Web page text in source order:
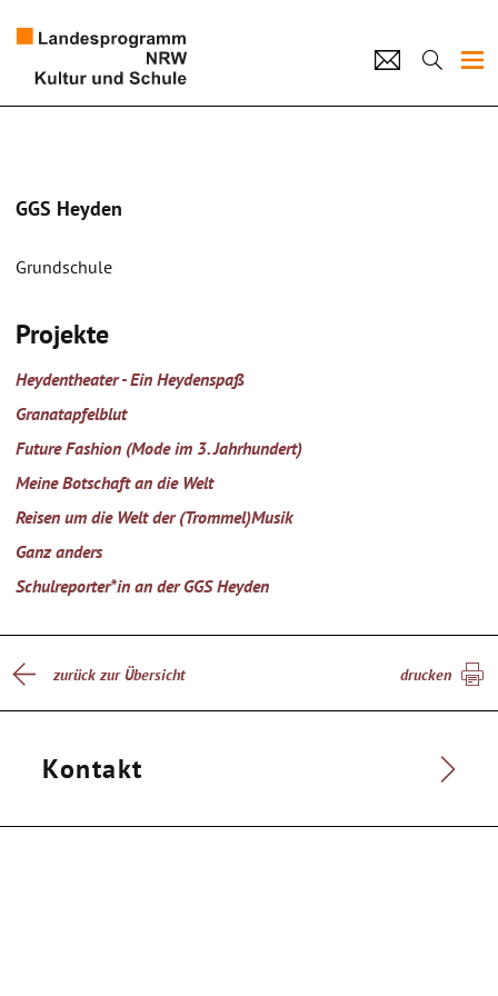
home Impressum
GGS Heyden
Grundschule
Projekte
Heydentheater - Ein Heydenspaß
Granatapfelblut
Future Fashion (Mode im 3. Jahrhundert)
Meine Botschaft an die Welt
Reisen um die Welt der (Trommel)Musik
Ganz anders
Schulreporter*in an der GGS Heyden
zurück zur Übersicht drucken
Kontakt